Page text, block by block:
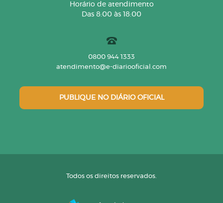
Horário de atendimento
Das 8:00 às 18:00
0800 944 1333
atendimento@e-diariooficial.com
PUBLIQUE NO DIÁRIO OFICIAL
Todos os direitos reservados.